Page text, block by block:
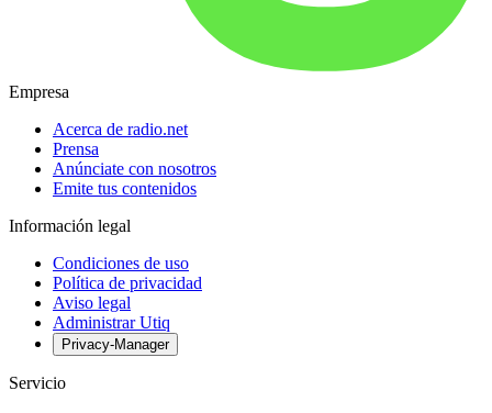
Empresa
Acerca de radio.net
Prensa
Anúnciate con nosotros
Emite tus contenidos
Información legal
Condiciones de uso
Política de privacidad
Aviso legal
Administrar Utiq
Privacy-Manager
Servicio